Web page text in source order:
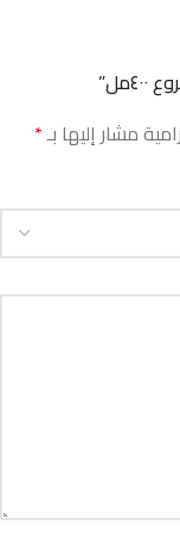
مشار إليها بـ*